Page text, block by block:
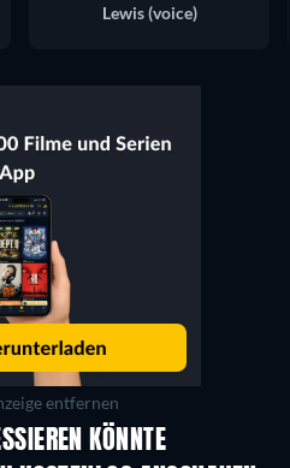
Lewis (voice)
entfernen
KÖNNTE